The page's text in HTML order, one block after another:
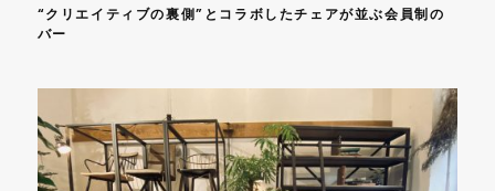
“クリエイティブの裏側”とコラボしたチェアが並ぶ会員制の
バー